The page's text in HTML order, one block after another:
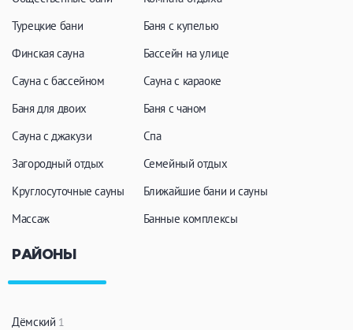
Турецкие бани
Финская сауна
Сауна с бассейном
Баня для двоих
Сауна с джакузи
Загородный отдых
Круглосуточные сауны
Массаж
Баня с купелью
Бассейн на улице
Сауна с караоке
Баня с чаном
Спа
Семейный отдых
Ближайшие бани и сауны
Банные комплексы
РАЙОНЫ
Дёмский 1